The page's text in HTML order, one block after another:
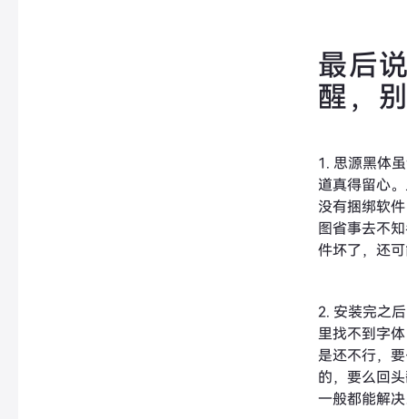
最后
醒，
1. 思源黑体
道真得留心
没有捆绑软
图省事去不
件坏了，还
2. 安装完之
里找不到字
是还不行，
的，要么回
一般都能解